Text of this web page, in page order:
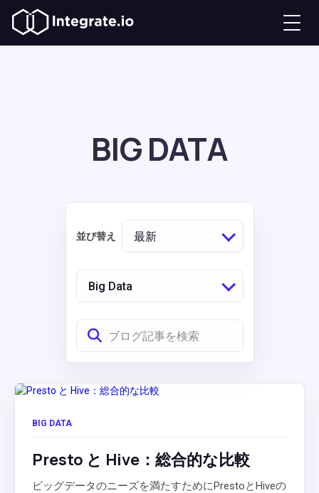
BIG DATA
Big Data
並び替え 最新
BIG DATA
Presto と Hive：総合的な比較
ビッグデータのニーズを満たすためにPrestoとHiveの